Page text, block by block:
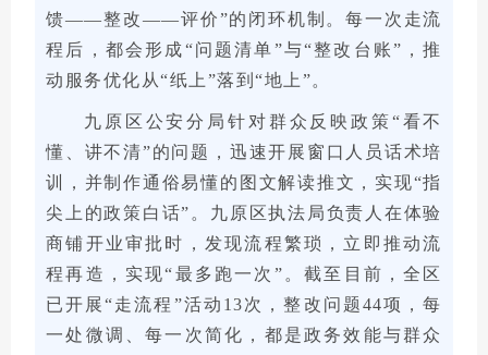
馈——整改——评价”的闭环机制。每一次走流
程后，都会形成“问题清单”与“整改台账”，推
动服务优化从“纸上”落到“地上”。
九原区公安分局针对群众反映政策“看不
懂、讲不清”的问题，迅速开展窗口人员话术培
训，并制作通俗易懂的图文解读推文，实现“指
尖上的政策白话”。九原区执法局负责人在体验
商铺开业审批时，发现流程繁琐，立即推动流
程再造，实现“最多跑一次”。截至目前，全区
已开展“走流程”活动13次，整改问题44项，每
一处微调、每一次简化，都是政务效能与群众